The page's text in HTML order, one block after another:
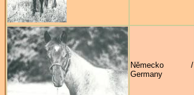
Německo /
Germany